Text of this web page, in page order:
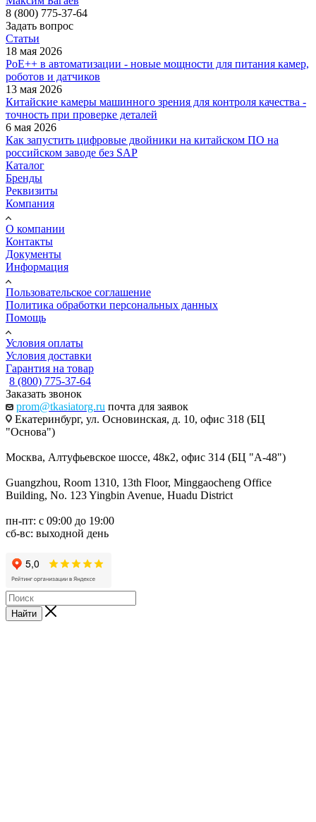
8 (800) 775-37-64
Задать вопрос
Статьи
18 мая 2026
PoE++ в автоматизации - новые мощности для питания камер,
роботов и датчиков
13 мая 2026
Китайские камеры машинного зрения для контроля качества -
точность при проверке деталей
6 мая 2026
Как запустить цифровые двойники на китайском ПО на
российском заводе без SAP
Каталог
Бренды
Реквизиты
Компания
О компании
Контакты
Документы
Информация
Пользовательское соглашение
Политика обработки персональных данных
Помощь
Условия оплаты
Условия доставки
Гарантия на товар
8 (800) 775-37-64
Заказать звонок
prom@tkasiatorg.ru почта для заявок
Екатеринбург, ул. Основинская, д. 10, офис 318 (БЦ
"Основа")
Москва, Алтуфьевское шоссе, 48к2, офис 314 (БЦ "А-48")
Guangzhou, Room 1310, 13th Floor, Minggaocheng Office
Building, No. 123 Yingbin Avenue, Huadu District
пн-пт: с 09:00 до 19:00
сб-вс: выходной день
Найти